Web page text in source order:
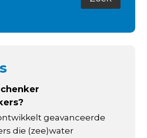
geavanceerde
die (zee)water